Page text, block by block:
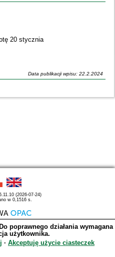
20 stycznia
Data publikacji wpisu: 22.2.2024
(2026-07-24)
w 0,1516 s.
poprawnego działania wymagana
użytkownika.
∙ Akceptuję użycie ciasteczek